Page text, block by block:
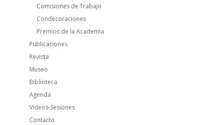
Comisiones de Trabajo
Condecoraciones
Premios de la Academia
Publicaciones
Revista
Museo
Biblioteca
Agenda
Videos-Sesiones
Contacto